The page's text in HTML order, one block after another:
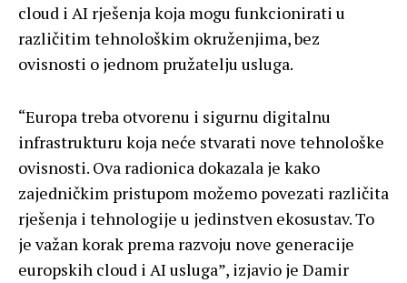
cloud i AI rješenja koja mogu funkcionirati u
različitim tehnološkim okruženjima, bez
ovisnosti o jednom pružatelju usluga.
“Europa treba otvorenu i sigurnu digitalnu
infrastrukturu koja neće stvarati nove tehnološke
ovisnosti. Ova radionica dokazala je kako
zajedničkim pristupom možemo povezati različita
rješenja i tehnologije u jedinstven ekosustav. To
je važan korak prema razvoju nove generacije
europskih cloud i AI usluga”, izjavio je Damir